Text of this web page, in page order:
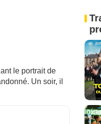
le portrait de
Un soir, il